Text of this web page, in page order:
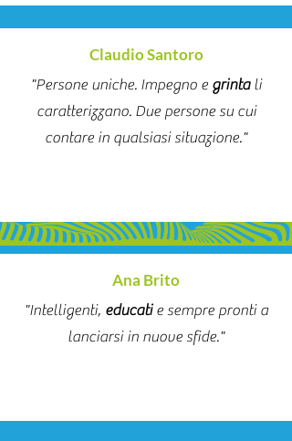
Claudio Santoro
"Persone uniche. Impegno e grintali
caratterizzano. Due persone su cui
contare in qualsiasi situazione."
Ana Brito
"Intelligenti, educatie sempre pronti a
lanciarsi in nuove sfide."